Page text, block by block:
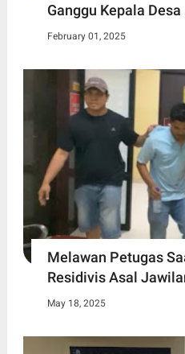
Ganggu Kepala Desa
February 01, 2025
Melawan Petugas
Residivis Asal
May 18, 2025